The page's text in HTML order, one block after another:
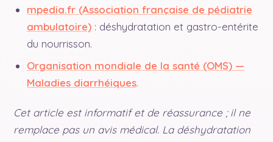
mpedia.fr (Association française de pédiatrie
ambulatoire) : déshydratation et gastro-entérite
du nourrisson.
Organisation mondiale de la santé (OMS) —
Maladies diarrhéiques.
Cet article est informatif et de réassurance ; il ne
remplace pas un avis médical. La déshydratation